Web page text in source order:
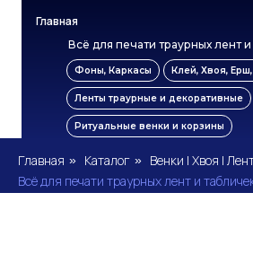
Главная
Клей, Хвоя,
Фоны, Каркасы
Ленты траурные и декоративные
Ритуальные венки и корзины
Всё для печати траурных лент
Главная » Каталог » Венки | Хвоя |
Всё для печати траурных лент и